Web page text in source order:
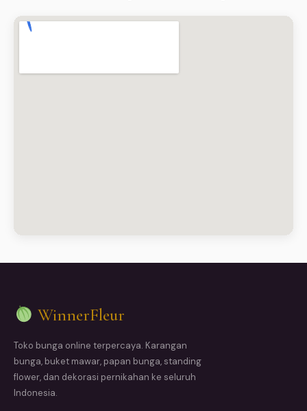
WinnerFleur
Toko bunga online terpercaya. Karangan
bunga, buket mawar, papan bunga, standing
flower, dan dekorasi pernikahan ke seluruh
Indonesia.